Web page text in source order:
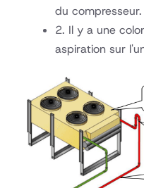
du compresseur.
2. Il y a une
aspiration sur